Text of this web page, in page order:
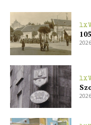
Hirdetés